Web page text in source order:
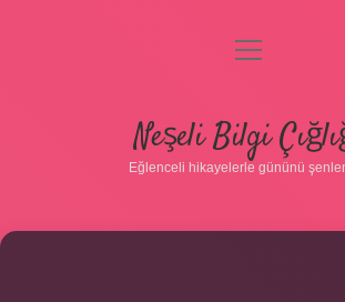
Gizlilik Politikası
menüyü
Neşeli Bilgi
Eğlenceli hikayelerle gününü